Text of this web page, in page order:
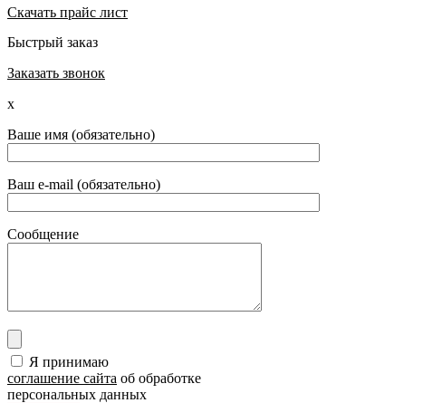
Скачать прайс лист
Быстрый заказ
Заказать звонок
x
Ваше имя (обязательно)
Ваш e-mail (обязательно)
Сообщение
Я принимаю
соглашение сайта об обработке
персональных данных